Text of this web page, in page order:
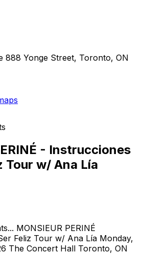
888 Yonge Street, Toronto, ON
- Instrucciones
Tour w/ Ana Lía
MONSIEUR PERINÉ
Feliz Tour w/ Ana Lía Monday,
The Concert Hall Toronto, ON